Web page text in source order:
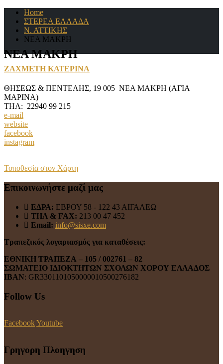
Home
ΣΤΕΡΕΑ ΕΛΛΑΔΑ
Ν. ΑΤΤΙΚΗΣ
ΝΕΑ ΜΑΚΡΗ
ΝΕΑ ΜΑΚΡΗ
ΖΑΧΜΕΤΗ ΚΑΤΕΡΙΝΑ
ΘΗΣΕΩΣ & ΠΕΝΤΕΛΗΣ, 19 005 ΝΕΑ ΜΑΚΡΗ (ΑΓΙΑ
ΜΑΡΙΝΑ)
ΤΗΛ: 22940 99 215
e-mail
website
facebook
instagram
Τοποθεσία στον Χάρτη
Επικοινωνήστε μαζί μας
ΕΔΡΑ: ΕΒΡΟΥ 58 - 122 43 ΑΙΓΑΛΕΩ
ΤΗΛ & FAX: 213 00 47 452
Email: info@sisxe.com
Τραπεζικός λογαριασμός για καταθέσεις:
ΕΘΝΙΚΗ ΤΡΑΠΕΖΑ – 105 / 002761 – 82
ΣΩΜΑΤΕΙΟ ΙΔΙΟΚΤΗΤΩΝ ΣΧΟΛΩΝ ΧΟΡΟΥ ΕΛΛΑΔΟΣ
ΙΒΑΝ: GR3301101050000010500276182
Follow Us
FacebookYoutube
Γρηγορη Πλοηγηση